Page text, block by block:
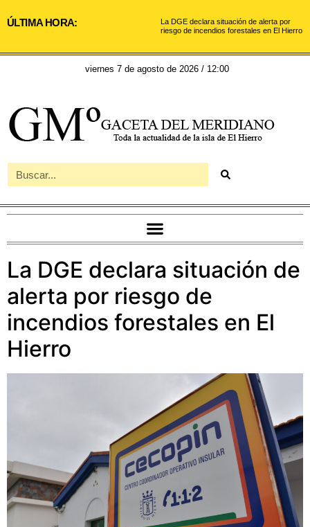
ÚLTIMA HORA:
La DGE declara situación de alerta por
riesgo de incendios forestales en El Hierro
viernes 7 de agosto de 2026 / 12:00
La DGE declara situación de
alerta por riesgo de
incendios forestales en El
Hierro